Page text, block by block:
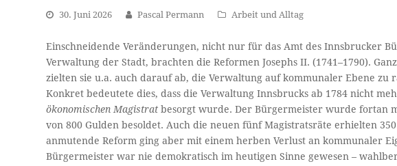
30. Juni 2026 Pascal Permann Arbeit und Alltag
Einschneidende Veränderungen, nicht nur für das Amt des Innsbrucker
Verwaltung der Stadt, brachten die Reformen Josephs II. (1741–1790).
zielten sie u.a. auch darauf ab, die Verwaltung auf kommunaler Ebene zu
Konkret bedeutete dies, dass die Verwaltung Innsbrucks ab 1784 nicht
ökonomischen Magistratbesorgt wurde. Der Bürgermeister wurde fortan
von 800 Gulden besoldet. Auch die neuen fünf Magistratsräte erhielten
anmutende Reform ging aber mit einem herben Verlust an kommunaler
Bürgermeister war nie demokratisch im heutigen Sinne gewesen –